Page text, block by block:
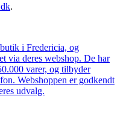
.
i Fredericia, og
via deres webshop. De har
varer, og tilbyder
Webshoppen er godkendt
udvalg.